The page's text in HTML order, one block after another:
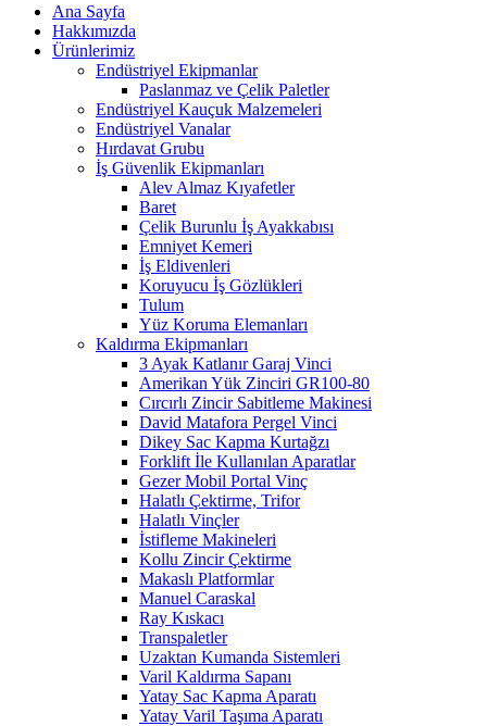
Ana Sayfa
Hakkımızda
Ürünlerimiz
Endüstriyel Ekipmanlar
Paslanmaz ve Çelik Paletler
Endüstriyel Kauçuk Malzemeleri
Endüstriyel Vanalar
Hırdavat Grubu
İş Güvenlik Ekipmanları
Alev Almaz Kıyafetler
Baret
Çelik Burunlu İş Ayakkabısı
Emniyet Kemeri
İş Eldivenleri
Koruyucu İş Gözlükleri
Tulum
Yüz Koruma Elemanları
Kaldırma Ekipmanları
3 Ayak Katlanır Garaj Vinci
Amerikan Yük Zinciri GR100-80
Cırcırlı Zincir Sabitleme Makinesi
David Matafora Pergel Vinci
Dikey Sac Kapma Kurtağzı
Forklift İle Kullanılan Aparatlar
Gezer Mobil Portal Vinç
Halatlı Çektirme, Trifor
Halatlı Vinçler
İstifleme Makineleri
Kollu Zincir Çektirme
Makaslı Platformlar
Manuel Caraskal
Ray Kıskacı
Transpaletler
Uzaktan Kumanda Sistemleri
Varil Kaldırma Sapanı
Yatay Sac Kapma Aparatı
Yatay Varil Taşıma Aparatı